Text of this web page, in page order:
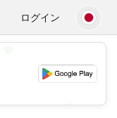
ログイン
💕